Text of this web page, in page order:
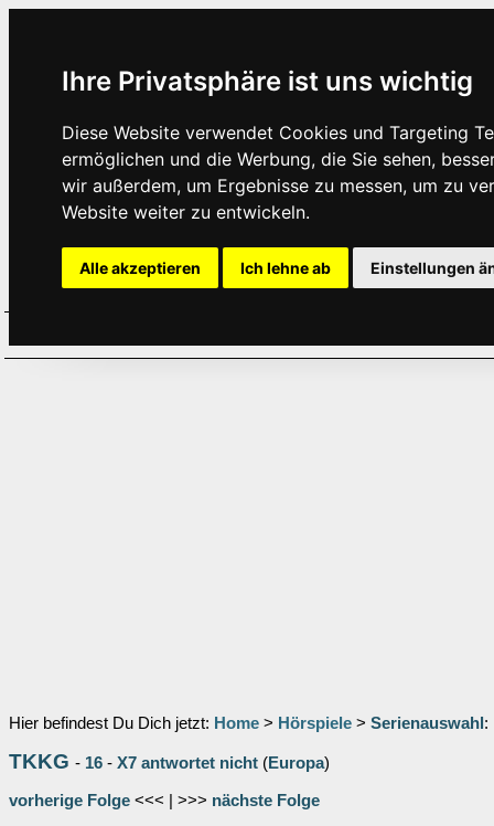
Ihre Privatsphäre ist uns wichtig
Diese Website verwendet Cookies und Targeting
ermöglichen und die Werbung, die Sie sehen,
wir außerdem, um Ergebnisse zu messen, um zu
Website weiter zu entwickeln.
Alle akzeptieren Ich lehne ab Einstellungen
Hier befindest Du Dich jetzt: Home > Hörspiele > Serienauswahl :
TKKG - 16 - X7 antwortet nicht (Europa)
vorherige Folge <<< | >>> nächste Folge